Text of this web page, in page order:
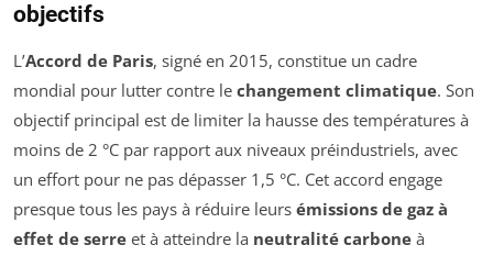
objectifs
L’Accord de Paris, signé en 2015, constitue un cadre
mondial pour lutter contre le changement climatique. Son
objectif principal est de limiter la hausse des températures à
moins de 2 °C par rapport aux niveaux préindustriels, avec
un effort pour ne pas dépasser 1,5 °C. Cet accord engage
presque tous les pays à réduire leurs émissions de gaz à
effet de serre et à atteindre la neutralité carbone à